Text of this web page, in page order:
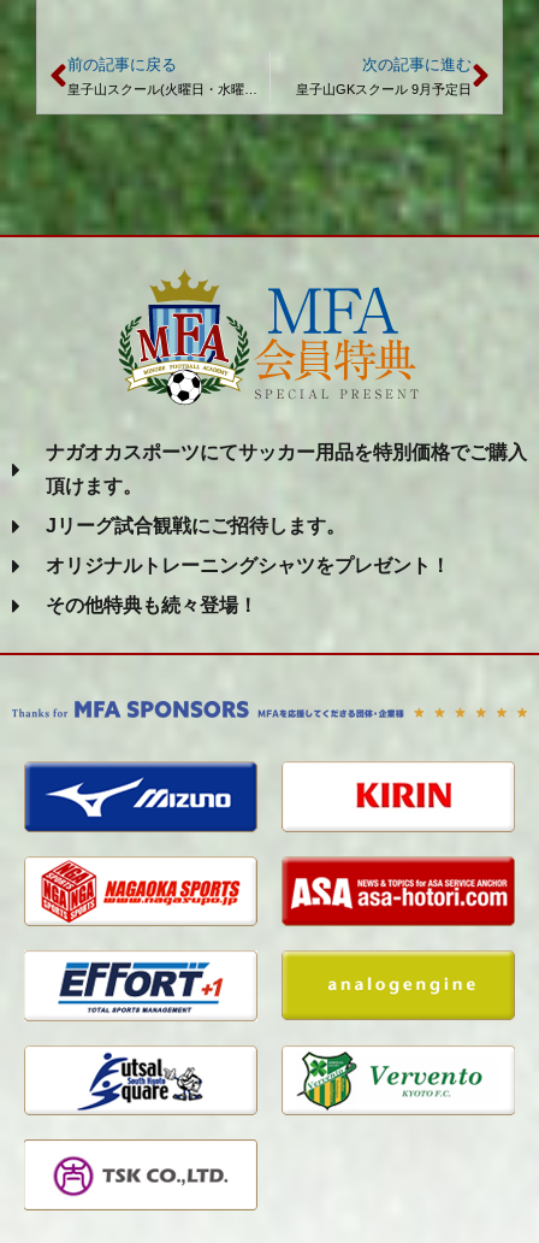
前の記事に戻る 次の記事に進む
皇子山GKスクール 9月予定日
ナガオカスポーツにてサッカー用品を特別価格でご購入
頂けます。
Jリーグ試合観戦にご招待します。
オリジナルトレーニングシャツをプレゼント！
その他特典も続々登場！